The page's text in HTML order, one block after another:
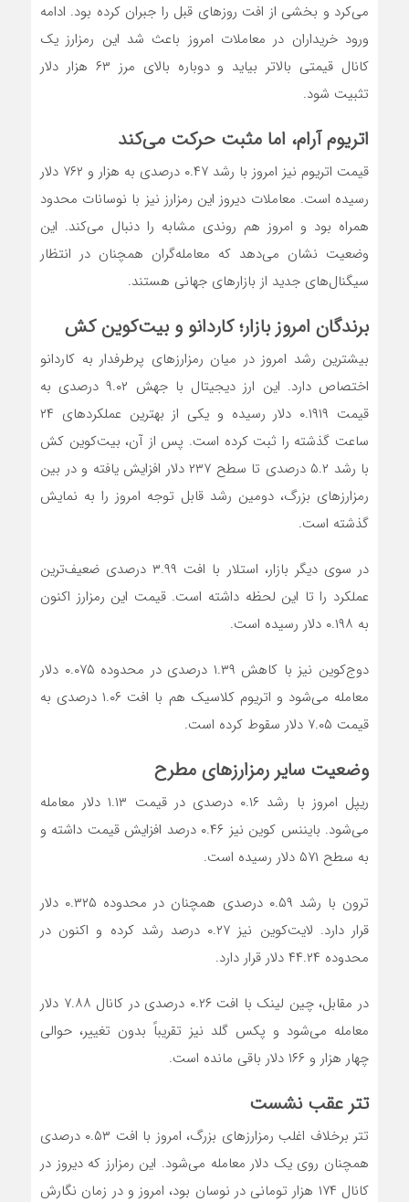
می‌کرد و بخشی از افت روزهای قبل را جبران کرده بود. ادامه
ورود خریداران در معاملات امروز باعث شد این رمزارز یک
کانال قیمتی بالاتر بیاید و دوباره بالای مرز ۶۳ هزار دلار
تثبیت شود.
اتریوم آرام، اما مثبت حرکت می‌کند
قیمت اتریوم نیز امروز با رشد ۰.۴۷ درصدی به هزار و ۷۶۲ دلار
رسیده است. معاملات دیروز این رمزارز نیز با نوسانات محدود
همراه بود و امروز هم روندی مشابه را دنبال می‌کند. این
وضعیت نشان می‌دهد که معامله‌گران همچنان در انتظار
سیگنال‌های جدید از بازار‌های جهانی هستند.
برندگان امروز بازار؛ کاردانو و بیت‌کوین کش
بیشترین رشد امروز در میان رمزارز‌های پرطرفدار به کاردانو
اختصاص دارد. این ارز دیجیتال با جهش ۹.۰۲ درصدی به
قیمت ۰.۱۹۱۹ دلار رسیده و یکی از بهترین عملکرد‌های ۲۴
ساعت گذشته را ثبت کرده است. پس از آن، بیت‌کوین کش
با رشد ۵.۲ درصدی تا سطح ۲۳۷ دلار افزایش یافته و در بین
رمزارز‌های بزرگ، دومین رشد قابل توجه امروز را به نمایش
گذشته است.
در سوی دیگر بازار، استلار با افت ۳.۹۹ درصدی ضعیف‌ترین
عملکرد را تا این لحظه داشته است. قیمت این رمزارز اکنون
به ۰.۱۹۸ دلار رسیده است.
دوج‌کوین نیز با کاهش ۱.۳۹ درصدی در محدوده ۰.۰۷۵ دلار
معامله می‌شود و اتریوم کلاسیک هم با افت ۱.۰۶ درصدی به
قیمت ۷.۰۵ دلار سقوط کرده است.
وضعیت سایر رمزارز‌های مطرح
ریپل امروز با رشد ۰.۱۶ درصدی در قیمت ۱.۱۳ دلار معامله
می‌شود. بایننس کوین نیز ۰.۴۶ درصد افزایش قیمت داشته و
به سطح ۵۷۱ دلار رسیده است.
ترون با رشد ۰.۵۹ درصدی همچنان در محدوده ۰.۳۲۵ دلار
قرار دارد. لایت‌کوین نیز ۰.۲۷ درصد رشد کرده و اکنون در
محدوده ۴۴.۲۴ دلار قرار دارد.
در مقابل، چین لینک با افت ۰.۲۶ درصدی در کانال ۷.۸۸ دلار
معامله می‌شود و پکس گلد نیز تقریباً بدون تغییر، حوالی
چهار هزار و ۱۶۶ دلار باقی مانده است.
تتر عقب نشست
تتر برخلاف اغلب رمزارز‌های بزرگ، امروز با افت ۰.۵۳ درصدی
همچنان روی یک دلار معامله می‌شود. این رمزارز که دیروز در
کانال ۱۷۴ هزار تومانی در نوسان بود، امروز و در زمان نگارش